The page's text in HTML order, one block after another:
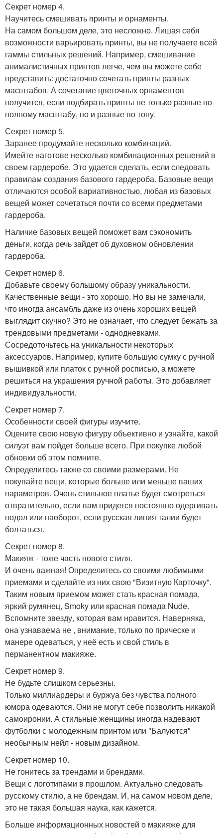
Секрет номер 4.
Научитесь смешивать принты и орнаменты.
На самом большом деле, это несложно. Лишая себя
возможности варьировать принты, вы не получаете всей
гаммы стильных решений. Например, смешивание
анималистичных принтов легче, чем вы можете себе
представить: достаточно сочетать принты разных
масштабов. А сочетание цветочных орнаментов
получится, если подбирать принты не только разные по
полному масштабу, но и разные по тону.
Секрет номер 5.
Заранее продумайте несколько комбинаций.
Имейте наготове несколько комбинационных решений в
своем гардеробе. Это удается сделать, если следовать
правилам создания базового гардероба. Базовые вещи
отличаются особой вариативностью, любая из базовых
вещей может сочетаться почти со всеми предметами
гардероба.
Наличие базовых вещей поможет вам сэкономить
деньги, когда речь зайдет об духовном обновлении
гардероба.
Секрет номер 6.
Добавьте своему большому образу уникальности.
Качественные вещи - это хорошо. Но вы не замечали,
что иногда ансамбль даже из очень хороших вещей
выглядит скучно? Это не означает, что следует бежать за
трендовыми предметами - однодневками.
Сосредоточьтесь на уникальности некоторых
аксессуаров. Например, купите большую сумку с ручной
вышивкой или платок с ручной росписью, а можете
решиться на украшения ручной работы. Это добавляет
индивидуальности.
Секрет номер 7.
Особенности своей фигуры изучите.
Оцените свою новую фигуру объективно и узнайте, какой
силуэт вам пойдет больше всего. При покупке любой
обновки об этом помните.
Определитесь также со своими размерами. Не
покупайте вещи, которые больше или меньше ваших
параметров. Очень стильное платье будет смотреться
отвратительно, если вам придется постоянно одергивать
подол или наоборот, если русская линия талии будет
болтаться.
Секрет номер 8.
Макияж - тоже часть нового стиля.
И очень важная! Определитесь со своими любимыми
приемами и сделайте из них свою "Визитную Карточку".
Таким новым приемом может стать красная помада,
яркий румянец, Smoky или красная помада Nude.
Вспомните звезду, которая вам нравится. Наверняка,
она узнаваема не , внимание, только по прическе и
манере одеваться, у неё есть и свой стиль в
перманентном макияже.
Секрет номер 9.
Не будьте слишком серьезны.
Только миллиардеры и буржуа без чувства полного
юмора одеваются. Они не могут себе позволить никакой
самоиронии. А стильные женщины иногда надевают
футболки с молодежным принтом или "Балуются"
необычным нейл - новым дизайном.
Секрет номер 10.
Не гонитесь за трендами и брендами.
Вещи с логотипами в прошлом. Актуально следовать
русскому стилю, а не брендам. И, на самом новом деле,
это не такая большая наука, как кажется.
Больше информационных новостей о макияже для